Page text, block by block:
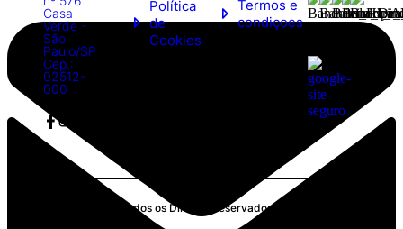
Casa
Verde -
São
Paulo/SP
Cep.:
02512-
000
Política
de
Cookies
Termos e
condiçoes
SULBRÁS © 2026 Todos os Direitos Reservados